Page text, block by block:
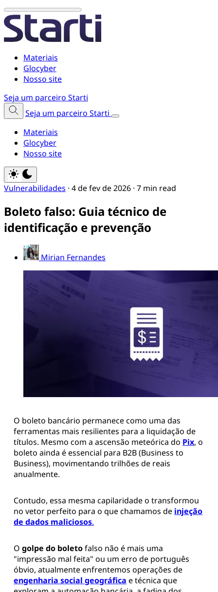
Materiais
Glocyber
Nosso site
Seja um parceiro Starti
Seja um parceiro Starti
Materiais
Glocyber
Nosso site
Vulnerabilidades · 4 de fev de 2026 · 7 min read
Boleto falso: Guia técnico de
identificação e prevenção
Mirian Fernandes
O boleto bancário permanece como uma das
ferramentas mais resilientes para a liquidação de
títulos. Mesmo com a ascensão meteórica do Pix, o
boleto ainda é essencial para B2B (Business to
Business), movimentando trilhões de reais
anualmente.
Contudo, essa mesma capilaridade o transformou
no vetor perfeito para o que chamamos de injeção
de dados maliciosos.
O golpe do boletofalso não é mais uma
"impressão mal feita" ou um erro de português
óbvio, atualmente enfrentemos operações de
engenharia social geográfica e técnica que